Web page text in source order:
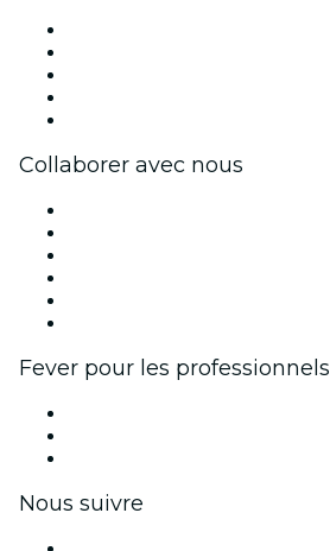
Collaborer avec nous
Fever pour les professionnels
Nous suivre